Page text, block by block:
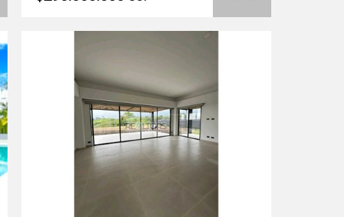
VIEW DETAILS